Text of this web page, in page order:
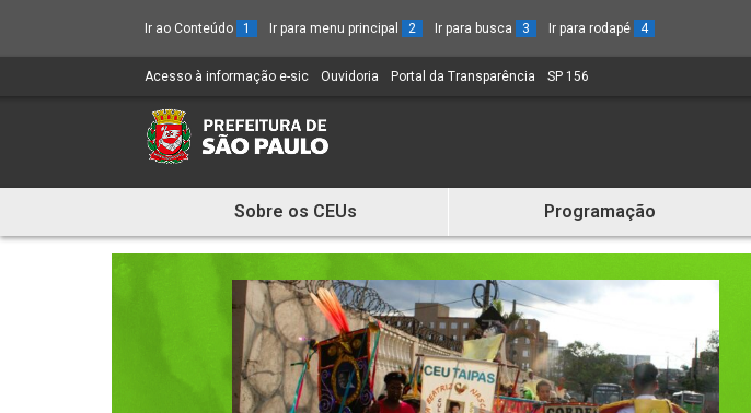
Ir ao Conteúdo 1 Ir para menu principal 2 Ir para busca 3 Ir para rodapé 4
Acesso à informação e-sic (Link
um
novo
Ouvidoria (Link
Portal da Transparência (Link
SP 156
e
Sobre os CEUs Programação